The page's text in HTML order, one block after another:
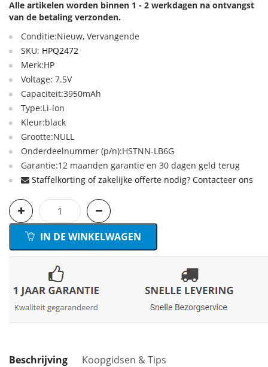
Alle artikelen worden binnen 1 - 2 werkdagen na ontvangst
van de betaling verzonden.
Conditie:Nieuw, Vervangende
SKU: HPQ2472
Merk:HP
Voltage: 7.5V
Capaciteit:3950mAh
Type:Li-ion
Kleur:black
Grootte:NULL
Onderdeelnummer (p/n):HSTNN-LB6G
Garantie:12 maanden garantie en 30 dagen geld terug
Staffelkorting of zakelijke offerte nodig? Contacteer ons
IN DE WINKELWAGEN
Beschrijving Koopgidsen & Tips